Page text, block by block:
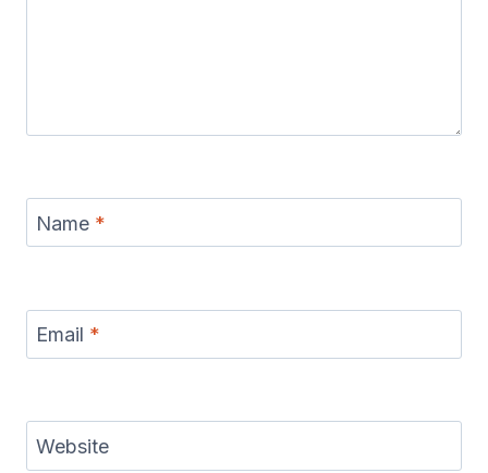
Name *
Email *
Website